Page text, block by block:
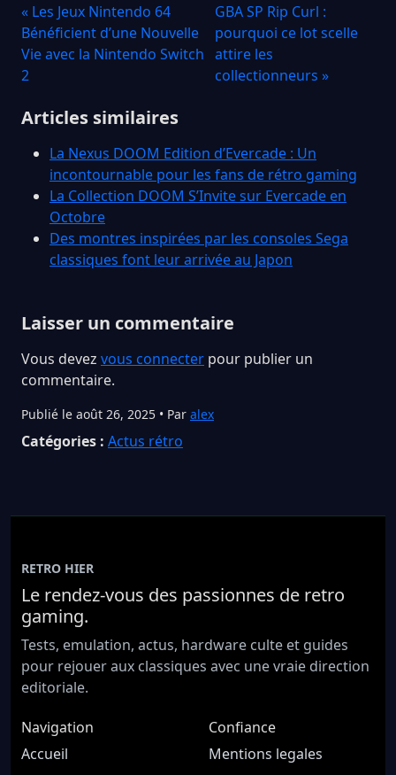
« Les Jeux Nintendo 64
Bénéficient d’une Nouvelle
Vie avec la Nintendo Switch
2
GBA SP Rip Curl :
pourquoi ce lot scelle
attire les
collectionneurs »
Articles similaires
La Nexus DOOM Edition d’Evercade : Un
incontournable pour les fans de rétro gaming
La Collection DOOM S’Invite sur Evercade en
Octobre
Des montres inspirées par les consoles Sega
classiques font leur arrivée au Japon
Laisser un commentaire
Vous devez vous connecter pour publier un
commentaire.
Publié le août 26, 2025 • Par alex
Catégories : Actus rétro
RETRO HIER
Le rendez-vous des passionnes de retro
gaming.
Tests, emulation, actus, hardware culte et guides
pour rejouer aux classiques avec une vraie direction
editoriale.
Navigation
Accueil
Confiance
Mentions legales